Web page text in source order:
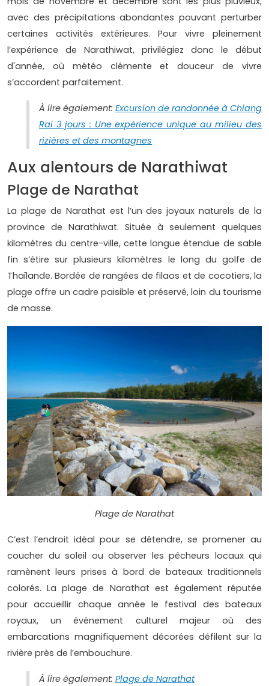
avec des précipitations abondantes pouvant perturber
certaines activités extérieures. Pour vivre pleinement
l’expérience de Narathiwat, privilégiez donc le début
d'année, où météo clémente et douceur de vivre
s’accordent parfaitement.
À lire également: Excursion de randonnée à Chiang
Rai 3 jours : Une expérience unique au milieu des
rizières et des montagnes
Aux alentours de Narathiwat
Plage de Narathat
La plage de Narathat est l’un des joyaux naturels de la
province de Narathiwat. Située à seulement quelques
kilomètres du centre-ville, cette longue étendue de sable
fin s’étire sur plusieurs kilomètres le long du golfe de
Thaïlande. Bordée de rangées de filaos et de cocotiers, la
plage offre un cadre paisible et préservé, loin du tourisme
de masse.
Plage de Narathat
C’est l’endroit idéal pour se détendre, se promener au
coucher du soleil ou observer les pêcheurs locaux qui
ramènent leurs prises à bord de bateaux traditionnels
colorés. La plage de Narathat est également réputée
pour accueillir chaque année le festival des bateaux
royaux, un événement culturel majeur où des
embarcations magnifiquement décorées défilent sur la
rivière près de l’embouchure.
À lire également: Plage de Narathat